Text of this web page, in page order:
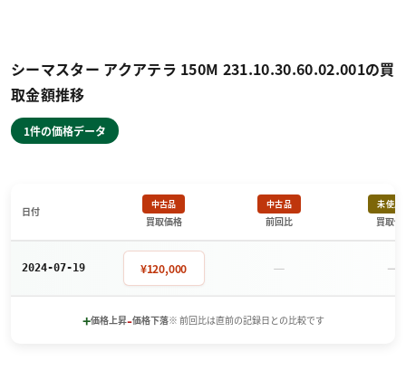
シーマスター アクアテラ 150M 231.10.30.60.02.001の買
取金額推移
1件の価格データ
日付
中古品
買取価格
中古品
前回比
未使用
買取価
2024-07-19 ¥120,000 － －
+価格上昇-価格下落※ 前回比は直前の記録日との比較です